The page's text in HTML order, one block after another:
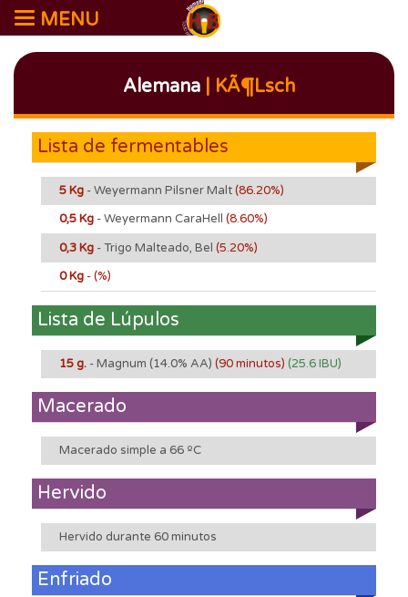
MENU
Alemana| KÃ¶lsch
Lista de fermentables
5 Kg - Weyermann Pilsner Malt(86.20%)
0,5 Kg - Weyermann CaraHell (8.60%)
0,3 Kg - Trigo Malteado, Bel (5.20%)
0 Kg -(%)
Lista de Lúpulos
15 g. - Magnum (14.0% AA) (90 minutos) (25.6 IBU)
Macerado
Macerado simple a 66 ºC
Hervido
Hervido durante 60 minutos
Enfriado